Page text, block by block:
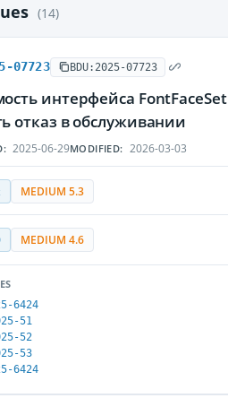
(14)
07723 BDU:2025-07723
интерфейса
отказ в обслуживании
2025-06-29MODIFIED: 2026-03-03
MEDIUM 5.3
MEDIUM 4.6
6424
51
52
53
6424